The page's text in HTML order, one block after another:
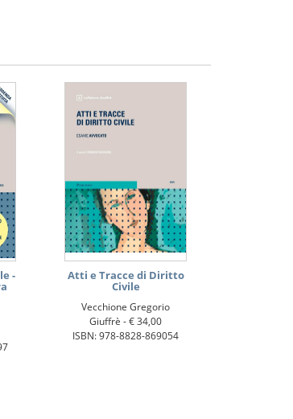
- Atti e Tracce di Diritto
Civile
Vecchione Gregorio
Giuffrè -€ 34,00
ISBN: 978-8828-869054